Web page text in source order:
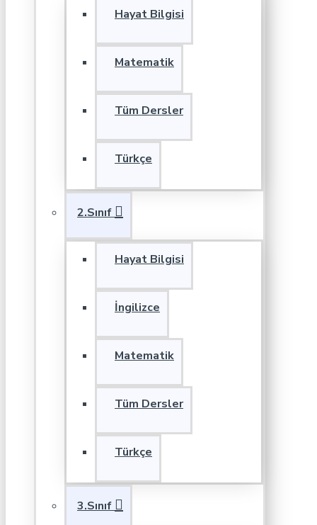
Hayat Bilgisi
Matematik
Tüm Dersler
Türkçe
2.Sınıf
Hayat Bilgisi
İngilizce
Matematik
Tüm Dersler
Türkçe
3.Sınıf